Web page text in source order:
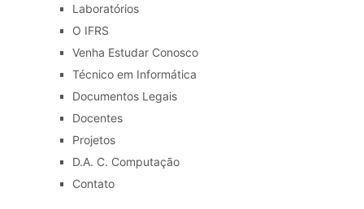
Laboratórios
O IFRS
Venha Estudar Conosco
Técnico em Informática
Documentos Legais
Docentes
Projetos
D.A. C. Computação
Contato